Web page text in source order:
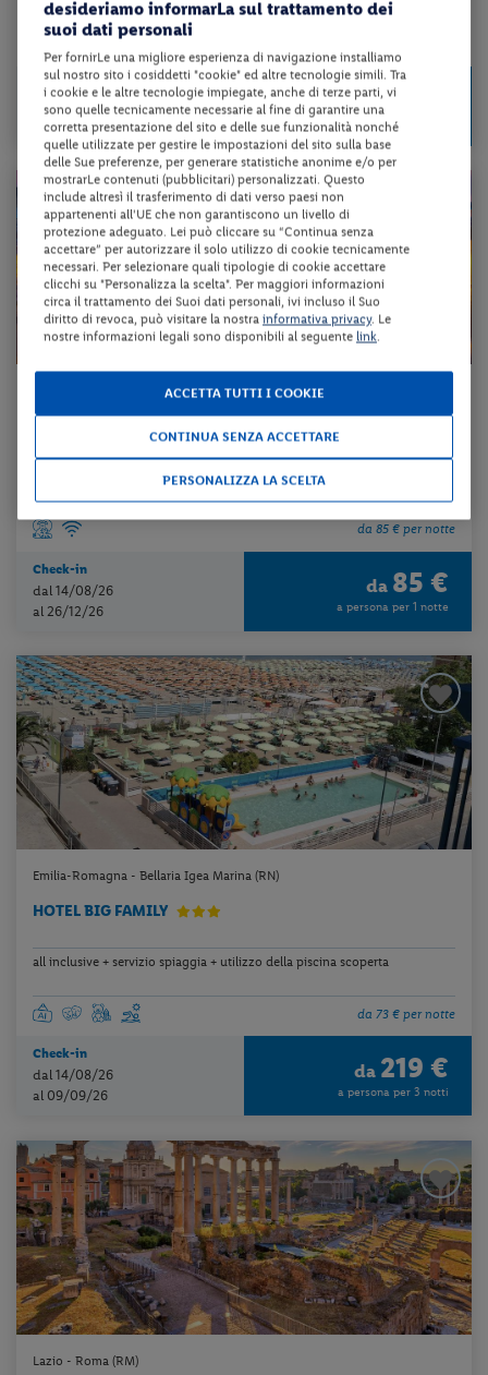
Check-in
dal 14/08/26
al 21/12/26
da185 €
a persona per 2 notti
pernottamento e colazione
da 85 € per notte
Check-in
dal 14/08/26
al 26/12/26
da 85 €
a persona per 1 notte
Emilia-Romagna - Bellaria Igea Marina (RN)
HOTEL BIG FAMILY
all inclusive + servizio spiaggia + utilizzo della piscina scoperta
da 73 € per notte
Check-in
dal 14/08/26
al 09/09/26
da 219 €
a persona per 3 notti
Lazio - Roma (RM)
desideriamo informarLa sul trattamento dei
suoi dati personali
Per fornirLe una migliore esperienza di navigazione installiamo
sul nostro sito i cosiddetti "cookie" ed altre tecnologie simili. Tra
i cookie e le altre tecnologie impiegate, anche di terze parti, vi
sono quelle tecnicamente necessarie al fine di garantire una
corretta presentazione del sito e delle sue funzionalità nonché
quelle utilizzate per gestire le impostazioni del sito sulla base
delle Sue preferenze, per generare statistiche anonime e/o per
mostrarLe contenuti (pubblicitari) personalizzati. Questo
include altresì il trasferimento di dati verso paesi non
appartenenti all'UE che non garantiscono un livello di
protezione adeguato. Lei può cliccare su “Continua senza
accettare” per autorizzare il solo utilizzo di cookie tecnicamente
necessari. Per selezionare quali tipologie di cookie accettare
clicchi su "Personalizza la scelta". Per maggiori informazioni
circa il trattamento dei Suoi dati personali, ivi incluso il Suo
diritto di revoca, può visitare la nostra informativa privacy. Le
nostre informazioni legali sono disponibili al seguente link.
ACCETTA TUTTI I COOKIE
CONTINUA SENZA ACCETTARE
PERSONALIZZA LA SCELTA